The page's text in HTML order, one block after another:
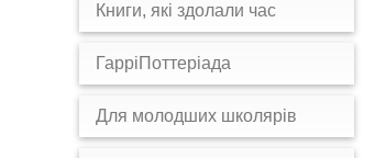
Книги, які здолали час
ГарріПоттеріада
Для молодших школярів